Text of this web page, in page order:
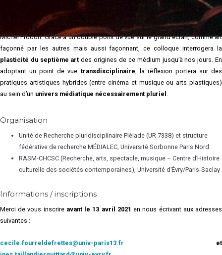
comme un échec à fonder sa propre esthétique. Toujours est-il
qu’à l’âge du numérique, le cinéma n’a rien perdu de sa ductilité, même s’il est
devenu un système de représentation minoritaire, selon les analyses de Jean-
Michel Frodon. Grâce à un double point de vue sur le grand écran, comme art
façonné par les autres mais aussi façonnant, ce colloque interrogera la
plasticité du septième art des origines de ce médium jusqu’à nos jours. En
adoptant un point de vue transdisciplinaire, la réflexion portera sur des
pratiques artistiques hybrides (entre cinéma et musique ou arts plastiques)
au sein d’un univers médiatique nécessairement pluriel .
Organisation
Unité de Recherche pluridisciplinaire Pléiade (UR 7338) et structure
fédérative de recherche MÉDIALEC, Université Sorbonne Paris Nord
RASM-CHCSC (Recherche, arts, spectacle, musique – Centre d’Histoire
culturelle des sociétés contemporaines), Université d’Évry/Paris-Saclay
Informations / inscriptions
Merci de vous inscrire avant le 13 avril 2021en nous écrivant aux adresses
suivantes :
cecile.fourreldefrettes@univ-paris13.fr et